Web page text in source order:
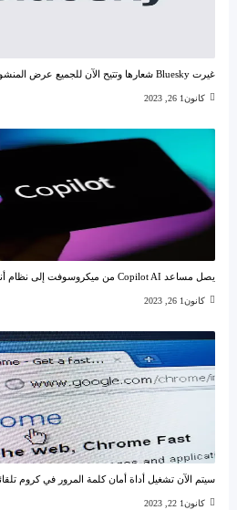
غيرت Bluesky شعارها وتتيح الآن للجميع عرض المنشورات حتى بدون حساب
كانون1 26, 2023
يصل مساعد Copilot AI من ميكروسوفت إلى نظام أندرويد
كانون1 26, 2023
سيتم الآن تشغيل أداة أمان كلمة المرور في كروم
كانون1 22, 2023